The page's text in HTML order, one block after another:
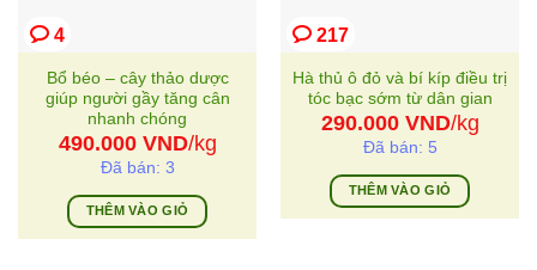
4
Bổ béo – cây thảo dược
giúp người gầy tăng cân
nhanh chóng
490.000 VND/kg
Đã bán: 3
THÊM VÀO GIỎ
217
Hà thủ ô đỏ và bí kíp điều trị
tóc bạc sớm từ dân gian
290.000 VND/kg
Đã bán: 5
THÊM VÀO GIỎ